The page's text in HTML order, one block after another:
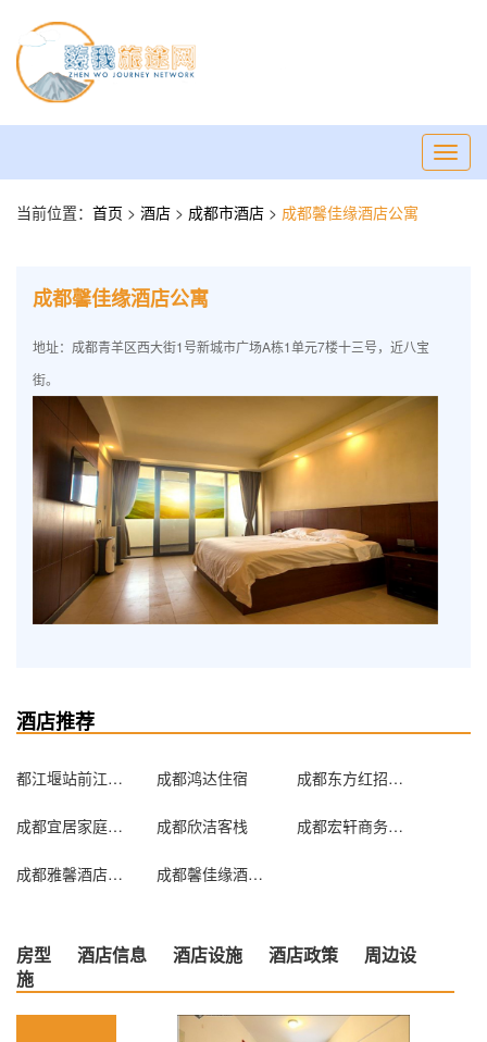
当前位置： 首页 > 酒店 > 成都市酒店 > 成都馨佳缘酒店公寓
成都馨佳缘酒店公寓
地址：成都青羊区西大街1号新城市广场A栋1单元7楼十三号，近八宝
街。
酒店推荐
都江堰站前江城客栈 成都鸿达住宿 成都东方红招待所
成都宜居家庭客栈 成都欣洁客栈 成都宏轩商务酒店
成都雅馨酒店公寓 成都馨佳缘酒店公寓
房型 酒店信息 酒店设施 酒店政策
周边设
施